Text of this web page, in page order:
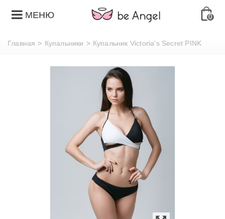
МЕНЮ 0
Главная > Купальники > Купальник Victoria's Secret PINK